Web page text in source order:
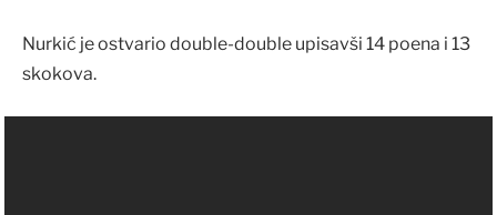
Nurkić je ostvario double-double upisavši 14 poena i 13
skokova.